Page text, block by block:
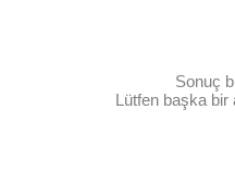
Sonuç
Lütfen başka bir